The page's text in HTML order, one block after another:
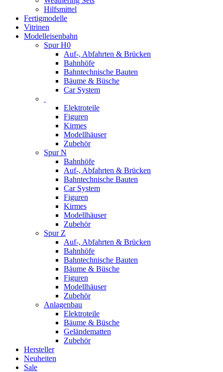
Hilfsmittel
Fertigmodelle
Vitrinen
Modelleisenbahn
Spur H0
Auf-, Abfahrten & Brücken
Bahnhöfe
Bahntechnische Bauten
Bäume & Büsche
Car System
Elektroteile
Figuren
Kirmes
Modellhäuser
Zubehör
Spur N
Bahnhöfe
Auf-, Abfahrten & Brücken
Bahntechnische Bauten
Car System
Figuren
Kirmes
Modellhäuser
Zubehör
Spur Z
Auf-, Abfahrten & Brücken
Bahnhöfe
Bahntechnische Bauten
Bäume & Büsche
Figuren
Modellhäuser
Zubehör
Anlagenbau
Elektroteile
Bäume & Büsche
Geländematten
Zubehör
Hersteller
Neuheiten
Sale